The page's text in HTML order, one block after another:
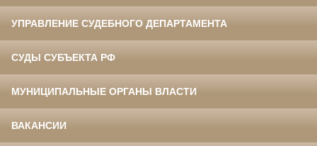
УПРАВЛЕНИЕ СУДЕБНОГО ДЕПАРТАМЕНТА
СУДЫ СУБЪЕКТА РФ
МУНИЦИПАЛЬНЫЕ ОРГАНЫ ВЛАСТИ
ВАКАНСИИ